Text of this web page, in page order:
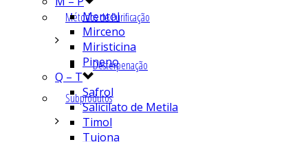
Métodos de Purificação
Desterpenação
Subprodutos
Mentol
Mirceno
Miristicina
Pineno
Q – T
Safrol
Salicilato de Metila
Timol
Tujona